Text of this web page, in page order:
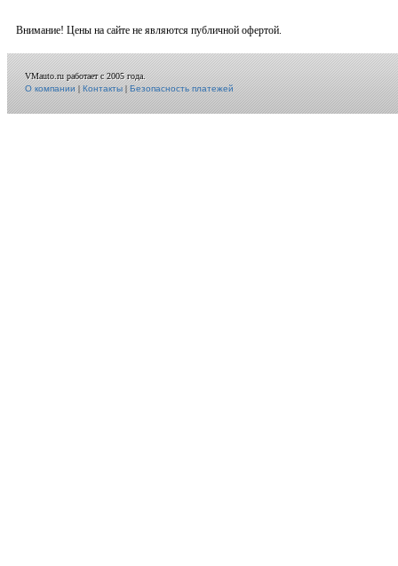
Внимание! Цены на сайте не являются публичной офертой.
VMauto.ru работает с 2005 года.
О компании|Контакты|Безопасность платежей